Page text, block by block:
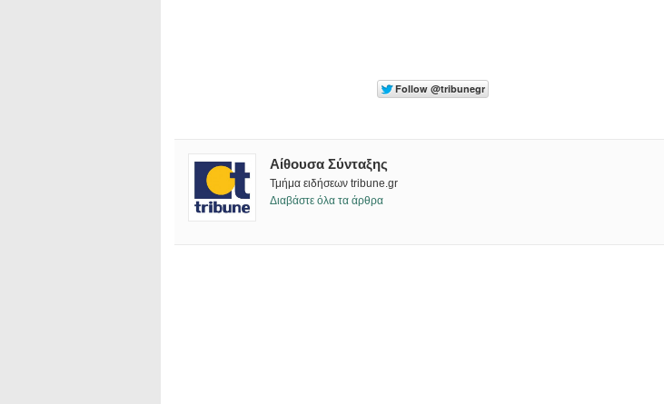
Αίθουσα Σύνταξης
Τμήμα ειδήσεων tribune.gr
Διαβάστε όλα τα άρθρα